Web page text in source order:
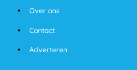
Over ons
Contact
Adverteren